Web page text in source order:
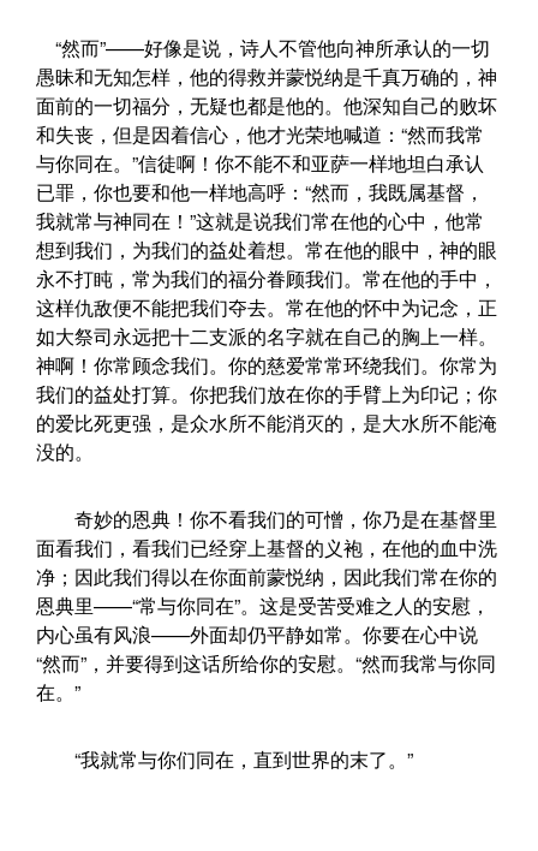
“然而”——好像是说，诗人不管他向神所承认的一切
愚昧和无知怎样，他的得救并蒙悦纳是千真万确的，神
面前的一切福分，无疑也都是他的。他深知自己的败坏
和失丧，但是因着信心，他才光荣地喊道：“然而我常
与你同在。”信徒啊！你不能不和亚萨一样地坦白承认
已罪，你也要和他一样地高呼：“然而，我既属基督，
我就常与神同在！”这就是说我们常在他的心中，他常
想到我们，为我们的益处着想。常在他的眼中，神的眼
永不打盹，常为我们的福分眷顾我们。常在他的手中，
这样仇敌便不能把我们夺去。常在他的怀中为记念，正
如大祭司永远把十二支派的名字就在自己的胸上一样。
神啊！你常顾念我们。你的慈爱常常环绕我们。你常为
我们的益处打算。你把我们放在你的手臂上为印记；你
的爱比死更强，是众水所不能消灭的，是大水所不能淹
没的。
奇妙的恩典！你不看我们的可憎，你乃是在基督里
面看我们，看我们已经穿上基督的义袍，在他的血中洗
净；因此我们得以在你面前蒙悦纳，因此我们常在你的
恩典里——“常与你同在”。这是受苦受难之人的安慰，
内心虽有风浪——外面却仍平静如常。你要在心中说
“然而”，并要得到这话所给你的安慰。“然而我常与你同
在。”
“我就常与你们同在，直到世界的末了。”